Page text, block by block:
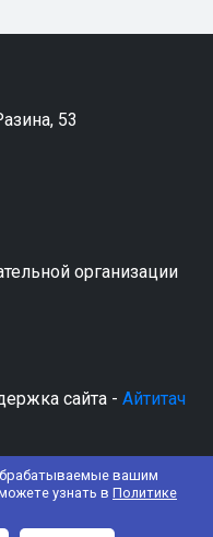
вашим
узнать в Политике
53
организации
сайта - Айтитач